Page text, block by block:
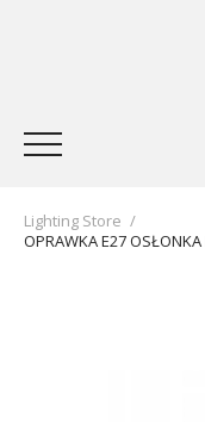
Lighting Store /
OPRAWKA E27